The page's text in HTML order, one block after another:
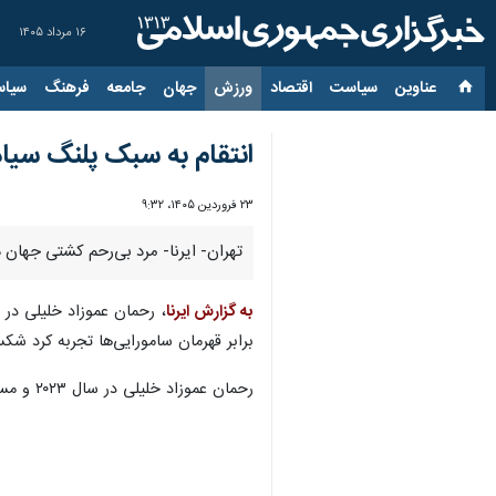
۱۶ مرداد ۱۴۰۵
عناوین‌ سیاست اقتصاد ورزش جهان جامعه فرهنگ
انتقام به سبک پلنگ‌
۲۳ فروردین ۱۴۰۵، ۹:۳۲